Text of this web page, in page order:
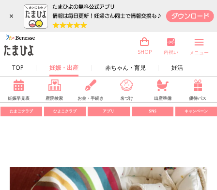
×
TOP 妊娠・出産 赤ちゃん・育児 妊活
SHOP 内祝い メニュー
妊娠早見表 産院検索 お金・手続き 名づけ 出産準備 優待パス
たまごクラブ ひよこクラブ アプリ SNS キャンペーン